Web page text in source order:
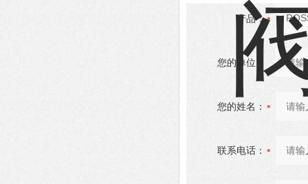
产品：
您的单位：
您的姓名：
联系电话：